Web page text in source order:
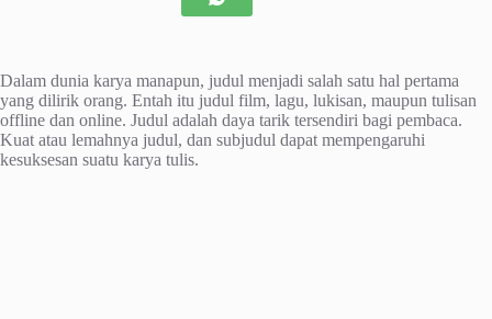
Dalam dunia karya manapun, judul menjadi salah satu hal pertama
yang dilirik orang. Entah itu judul film, lagu, lukisan, maupun tulisan
offline dan online. Judul adalah daya tarik tersendiri bagi pembaca.
Kuat atau lemahnya judul, dan subjudul dapat mempengaruhi
kesuksesan suatu karya tulis.